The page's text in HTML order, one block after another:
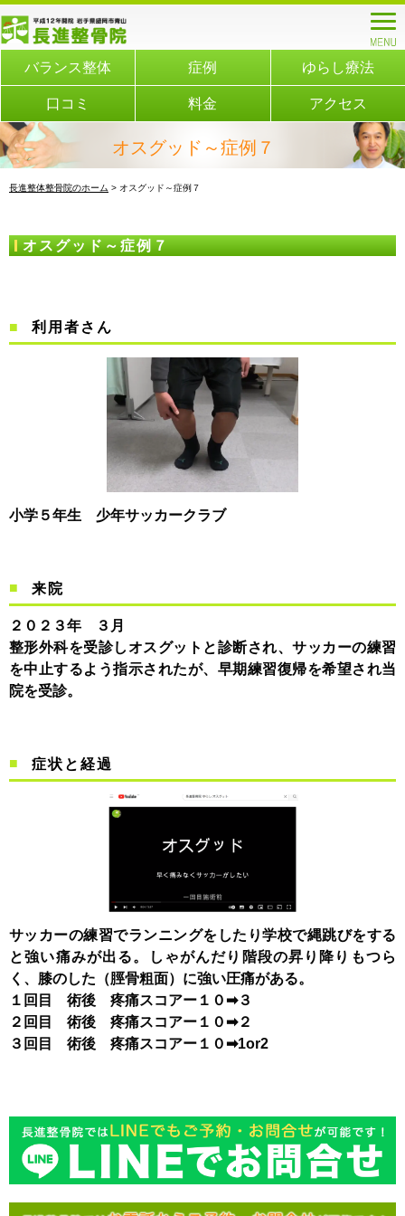
バランス整体 症例 ゆらし療法
口コミ 料金 アクセス
オスグッド～症例７
長進整体整骨院のホーム > オスグッド～症例７
オスグッド～症例７
利用者さん
小学５年生 少年サッカークラブ
来院
２０２３年 ３月
整形外科を受診しオスグットと診断され、サッカーの練習
を中止するよう指示されたが、早期練習復帰を希望され当
院を受診。
症状と経過
サッカーの練習でランニングをしたり学校で縄跳びをする
と強い痛みが出る。しゃがんだり階段の昇り降りもつら
く、膝のした（脛骨粗面）に強い圧痛がある。
１回目 術後 疼痛スコアー１０➡３
２回目 術後 疼痛スコアー１０➡２
３回目 術後 疼痛スコアー１０➡1or2